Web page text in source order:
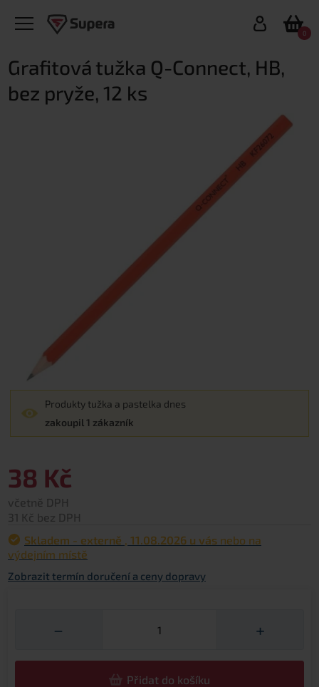
0
Grafitová tužka Q-Connect, HB,
bez pryže, 12 ks
Produkty tužka a pastelka dnes
zakoupil 1 zákazník
38 Kč
včetně DPH
31 Kč bez DPH
Skladem - externě , 11.08.2026 u vás nebo na
výdejním místě
Zobrazit termín doručení a ceny dopravy
− +
Přidat do košíku